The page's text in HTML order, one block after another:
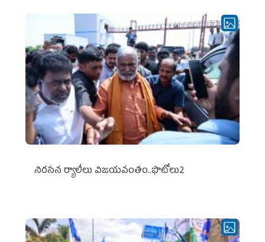
నిర‌స‌న ర్యాలీలు విజ‌య‌వంతం..ఫొటోలు2